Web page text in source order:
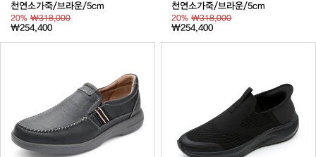
천연소가죽/브라운/5cm
20% ₩318,000
₩254,400
천연소가죽/브라운/5cm
20%₩318,000
₩254,400